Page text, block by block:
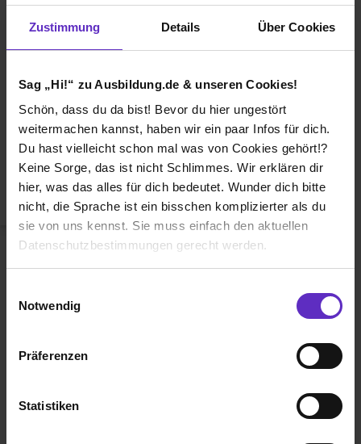
Zustimmung Details Über Cookies
Sag „Hi!“ zu Ausbildung.de & unseren Cookies!
Schön, dass du da bist! Bevor du hier ungestört
weitermachen kannst, haben wir ein paar Infos für dich.
Du hast vielleicht schon mal was von Cookies gehört!?
Keine Sorge, das ist nicht Schlimmes. Wir erklären dir
hier, was das alles für dich bedeutet. Wunder dich bitte
nicht, die Sprache ist ein bisschen komplizierter als du
sie von uns kennst. Sie muss einfach den aktuellen
Datenschutzbestimmungen gerecht werden.
Benutzung der Webseite getroffenen Einstellungen zu
Webseite zu analysieren („Statistiken“), um
Informationen zu deiner Verwendung unserer Website an
Notwendig
Präferenzen
Statistiken
Klassische duale Berufsausbildung
Weiterbildung
Betriebsinterne Ausbildung
Abiturientenprogramm
Weiter zu Schritt 2
Studiumund